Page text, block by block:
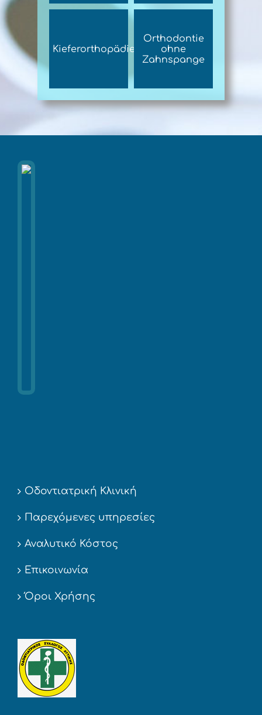
Kieferorthopädie
Orthodontie
ohne
Zahnspange
Οδοντιατρική Κλινική
Παρεχόμενες υπηρεσίες
Αναλυτικό Κόστος
Επικοινωνία
Όροι Χρήσης